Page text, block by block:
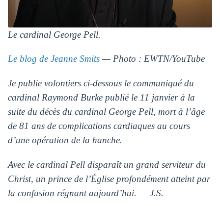
Le cardinal George Pell.
Le blog de Jeanne Smits— Photo : EWTN/YouTube
Je publie volontiers ci-dessous le communiqué du
cardinal Raymond Burke publié le 11 janvier à la
suite du décès du cardinal George Pell, mort à l’âge
de 81 ans de complications cardiaques au cours
d’une opération de la hanche.
Avec le cardinal Pell disparaît un grand serviteur du
Christ, un prince de l’Église profondément atteint par
la confusion régnant aujourd’hui. — J.S.